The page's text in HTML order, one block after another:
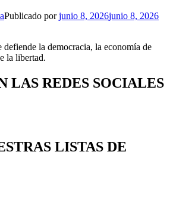
Publicado porjunio 8, 2026junio 8, 2026
la democracia, la economía de
la libertad.
LAS REDES SOCIALES
LISTAS DE